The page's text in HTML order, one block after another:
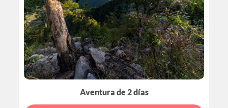
Aventura de 2 días